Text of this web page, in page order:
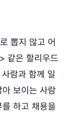
뽑지 않고 어
같은 할리우드
람과 함께 일
보이는 사람
하고 채용을